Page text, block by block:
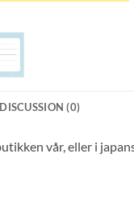
DISCUSSION (0)
vår, eller i